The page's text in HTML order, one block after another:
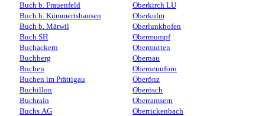
Buch b. Frauenfeld
Buch b. Kümmertshausen
Buch b. Märwil
Buch SH
Buchackern
Buchberg
Buchen
Buchen im Prättigau
Buchillon
Buchrain
Buchs AG
Oberkirch LU
Oberkulm
Oberlunkhofen
Obermumpf
Obermutten
Obernau
Oberneunforn
Oberönz
Oberösch
Oberramsern
Oberrickenbach